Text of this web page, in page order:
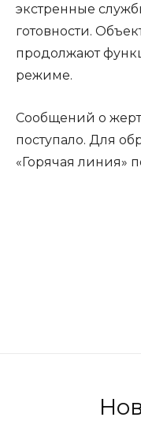
экстренные
готовности.
продолжают
режиме.
Сообщений о
поступало. Для
«Горячая линия»